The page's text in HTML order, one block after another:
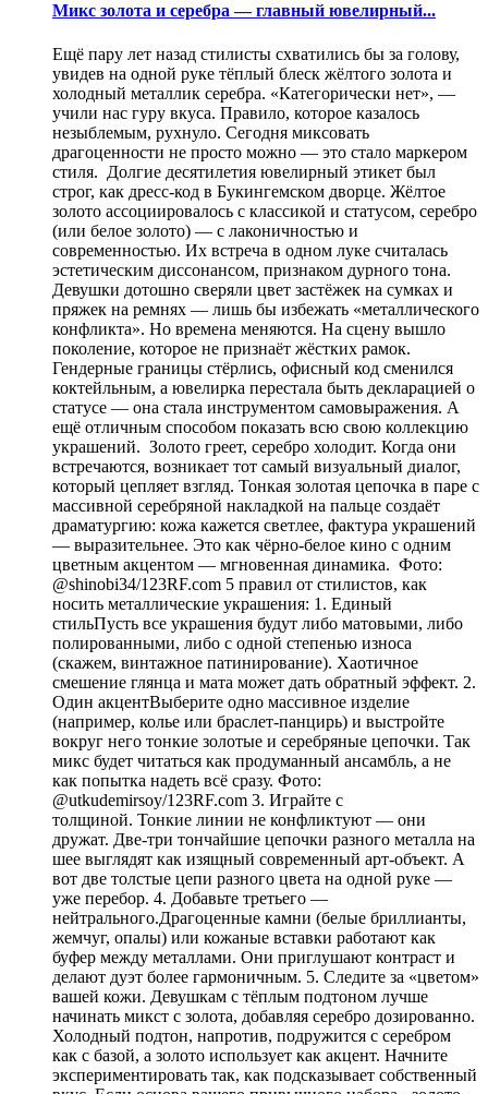
Микс золота и серебра — главный ювелирный...
Ещё пару лет назад стилисты схватились бы за голову,
увидев на одной руке тёплый блеск жёлтого золота и
холодный металлик серебра. «Категорически нет», —
учили нас гуру вкуса. Правило, которое казалось
незыблемым, рухнуло. Сегодня миксовать
драгоценности не просто можно — это стало маркером
стиля. Долгие десятилетия ювелирный этикет был
строг, как дресс-код в Букингемском дворце. Жёлтое
золото ассоциировалось с классикой и статусом, серебро
(или белое золото) — с лаконичностью и
современностью. Их встреча в одном луке считалась
эстетическим диссонансом, признаком дурного тона.
Девушки дотошно сверяли цвет застёжек на сумках и
пряжек на ремнях — лишь бы избежать «металлического
конфликта». Но времена меняются. На сцену вышло
поколение, которое не признаёт жёстких рамок.
Гендерные границы стёрлись, офисный код сменился
коктейльным, а ювелирка перестала быть декларацией о
статусе — она стала инструментом самовыражения. А
ещё отличным способом показать всю свою коллекцию
украшений. Золото греет, серебро холодит. Когда они
встречаются, возникает тот самый визуальный диалог,
который цепляет взгляд. Тонкая золотая цепочка в паре с
массивной серебряной накладкой на пальце создаёт
драматургию: кожа кажется светлее, фактура украшений
— выразительнее. Это как чёрно-белое кино с одним
цветным акцентом — мгновенная динамика. Фото:
@shinobi34/123RF.com 5 правил от стилистов, как
носить металлические украшения: 1. Единый
стильПусть все украшения будут либо матовыми, либо
полированными, либо с одной степенью износа
(скажем, винтажное патинирование). Хаотичное
смешение глянца и мата может дать обратный эффект. 2.
Один акцентВыберите одно массивное изделие
(например, колье или браслет-панцирь) и выстройте
вокруг него тонкие золотые и серебряные цепочки. Так
микс будет читаться как продуманный ансамбль, а не
как попытка надеть всё сразу. Фото:
@utkudemirsoy/123RF.com 3. Играйте с
толщиной. Тонкие линии не конфликтуют — они
дружат. Две-три тончайшие цепочки разного металла на
шее выглядят как изящный современный арт-объект. А
вот две толстые цепи разного цвета на одной руке —
уже перебор. 4. Добавьте третьего —
нейтрального.Драгоценные камни (белые бриллианты,
жемчуг, опалы) или кожаные вставки работают как
буфер между металлами. Они приглушают контраст и
делают дуэт более гармоничным. 5. Следите за «цветом»
вашей кожи. Девушкам с тёплым подтоном лучше
начинать микст с золота, добавляя серебро дозированно.
Холодный подтон, напротив, подружится с серебром
как с базой, а золото использует как акцент. Начните
экспериментировать так, как подсказывает собственный